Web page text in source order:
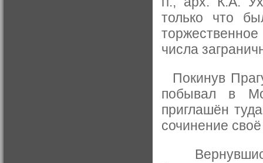
только что
числа
Покинув
побывал в
приглашён
сочинение
Вернувшись